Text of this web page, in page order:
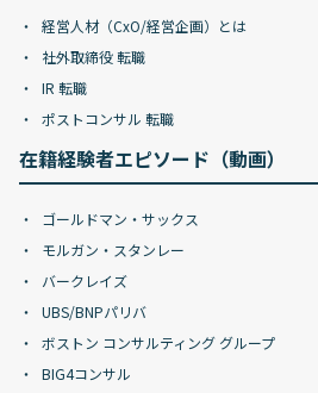
経営人材（CxO/経営企画）とは
社外取締役 転職
IR 転職
ポストコンサル 転職
在籍経験者エピソード（動画）
ゴールドマン・サックス
モルガン・スタンレー
バークレイズ
UBS/BNPパリバ
ボストン コンサルティング グループ
BIG4コンサル